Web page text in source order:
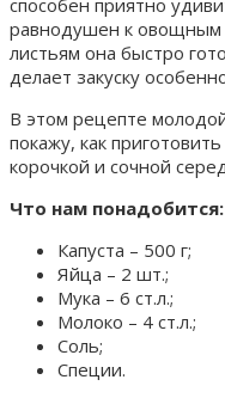
способен приятно
равнодушен к
листьям она быстро
делает закуску
В этом рецепте
покажу, как
корочкой и сочной
Что нам понадобится:
Капуста – 500 г;
Яйца – 2 шт.;
Мука – 6 ст.л.;
Молоко – 4 ст.л.;
Соль;
Специи.